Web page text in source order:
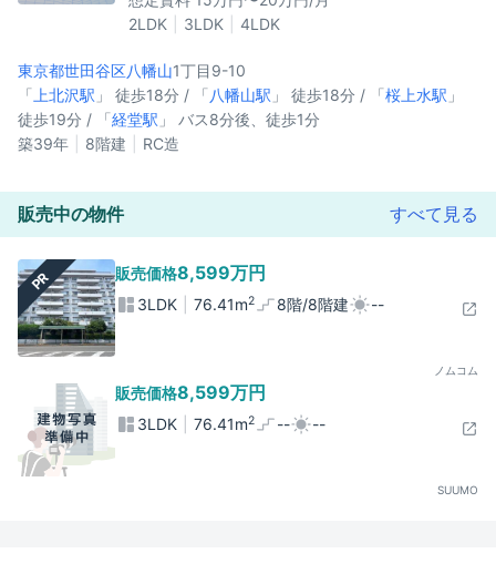
2LDK
3LDK 4LDK
東京都世田谷区八幡山1丁目9-10
「 上北沢駅 」 徒歩18分 / 「八幡山駅 」 徒歩18分 / 「桜上水駅 」
徒歩19分 / 「経堂駅 」 バス8分後、徒歩1分
築39年
8階建 RC造
販売中の物件 すべて見る
PR 販売価格8,599万円
3LDK 76.41m2 8階/8階建 --
ノムコム
販売価格8,599万円
3LDK 76.41m2 -- --
SUUMO